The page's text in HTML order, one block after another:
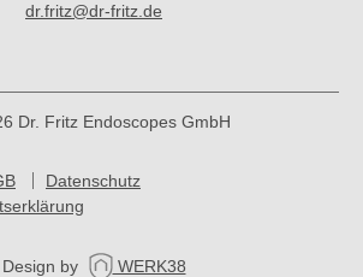
dr.fritz@dr-fritz.de
Dr. Fritz Endoscopes GmbH
Datenschutz
Design by WERK38